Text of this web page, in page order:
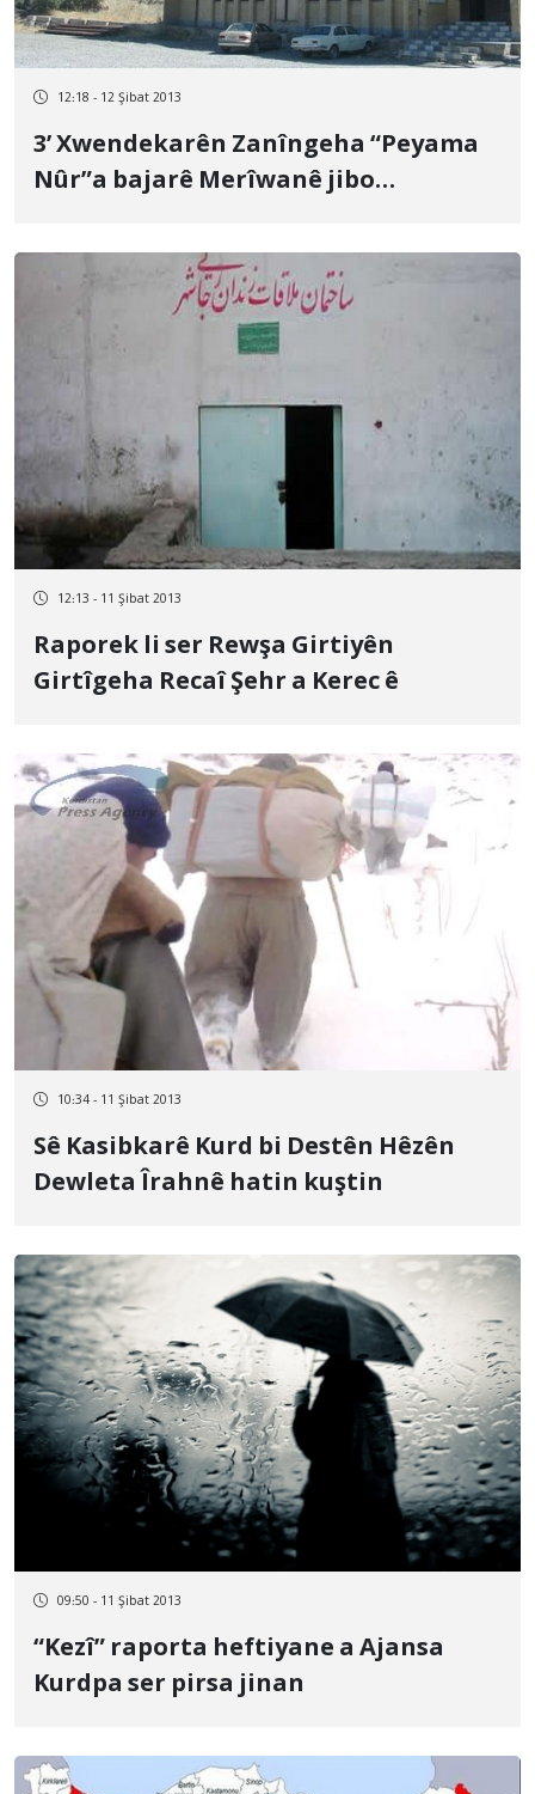
12:18 - 12 Şibat 2013
3’ Xwendekarên Zanîngeha “Peyama
Nûr”a bajarê Merîwanê jibo
12:13 - 11 Şibat 2013
Raporek li ser Rewşa Girtiyên
Girtîgeha Recaî Şehr a Kerec ê
10:34 - 11 Şibat 2013
Sê Kasibkarê Kurd bi Destên Hêzên
Dewleta Îrahnê hatin kuştin
09:50 - 11 Şibat 2013
“Kezî” raporta heftiyane a Ajansa
Kurdpa ser pirsa jinan